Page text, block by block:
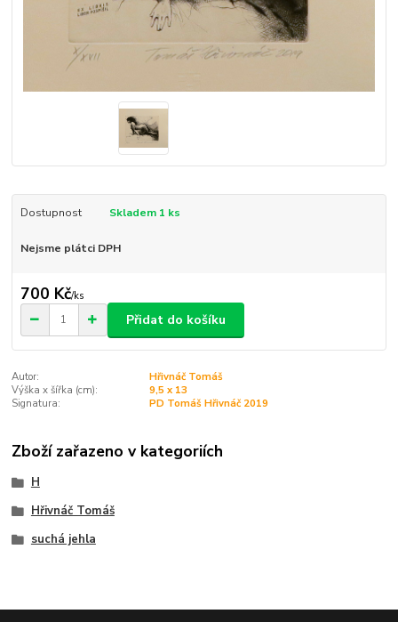
Dostupnost Skladem 1 ks
Nejsme plátci DPH
700 Kč/ks
Přidat do košíku
Autor:
Hřivnáč Tomáš
Výška x šířka (cm):
9,5 x 13
Signatura:
PD Tomáš Hřivnáč 2019
Zboží zařazeno v kategoriích
H
Hřivnáč Tomáš
suchá jehla